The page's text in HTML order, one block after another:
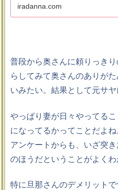
iradanna.com
普段から奥さんに頼りっき
らしてみて奥さんのありが
いみたい。結果として元サヤ
やっぱり妻が日々やってる
になってるかってことだよね
アンケートからも、いざ突
のほうだということがよくわ
特に旦那さんのデメリット